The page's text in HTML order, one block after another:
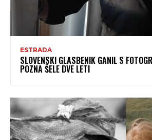
ESTRADA
SLOVENSKI GLASBENIK GANIL S
POZNA ŠELE DVE LETI